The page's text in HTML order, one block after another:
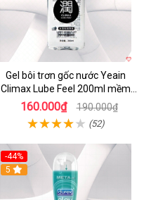
Gel bôi trơn gốc nước Yeain
Climax Lube Feel 200ml mềm
mượt an toàn
160.000₫ 190.000₫
(52)
-44%
5